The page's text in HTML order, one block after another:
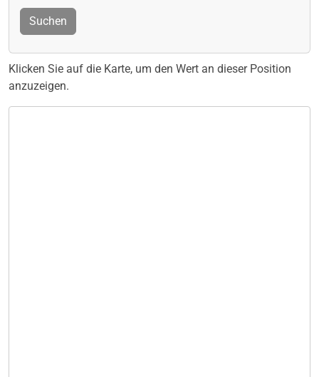
Suchen
Klicken Sie auf die Karte, um den Wert an dieser Position
anzuzeigen.